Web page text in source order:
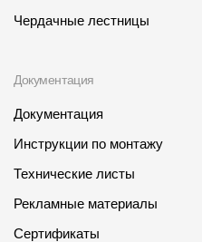
Чердачные лестницы
Документация
Документация
Инструкции по монтажу
Технические листы
Рекламные материалы
Сертификаты